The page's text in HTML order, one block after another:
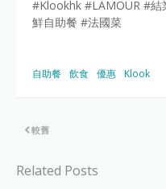
#Klookhk #LAMOUR #結
鮮自助餐 #法國菜
自助餐 飲食 優惠 Klook
較舊
Related Posts